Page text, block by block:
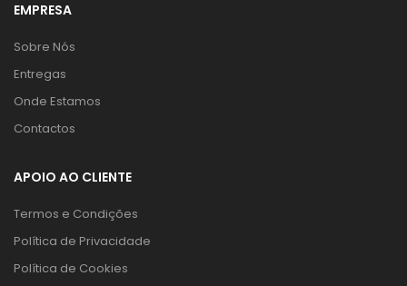
EMPRESA
Sobre Nós
Entregas
Onde Estamos
Contactos
APOIO AO CLIENTE
Termos e Condições
Política de Privacidade
Política de Cookies